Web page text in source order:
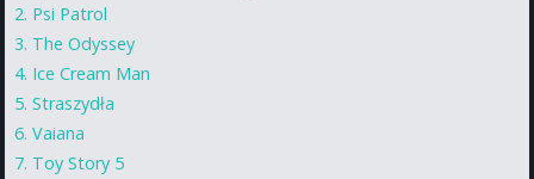
Psi Patrol
The Odyssey
Ice Cream Man
Straszydła
Vaiana
Toy Story 5